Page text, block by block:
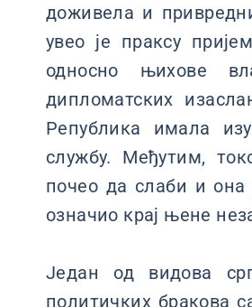
доживела и
увео је праксу
односно њихове
дипломатских
Република имала
службу. Међутим,
почео да слаби и она
означио крај њене
Један од видова
политичких бракова